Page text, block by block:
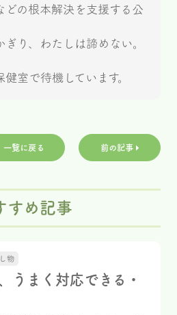
どの根本解決を支援する公
り、わたしは諦めない。
室で待機しています。
一覧に戻る 前の記事
すめ記事
物
うまく対応できる・